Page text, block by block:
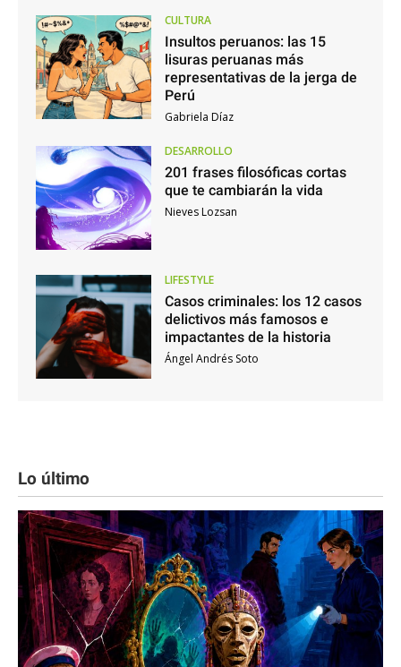
CULTURA
Insultos peruanos: las 15
lisuras peruanas más
representativas de la jerga de
Perú
Gabriela Díaz
DESARROLLO
201 frases filosóficas cortas
que te cambiarán la vida
Nieves Lozsan
LIFESTYLE
Casos criminales: los 12 casos
delictivos más famosos e
impactantes de la historia
Ángel Andrés Soto
Lo último